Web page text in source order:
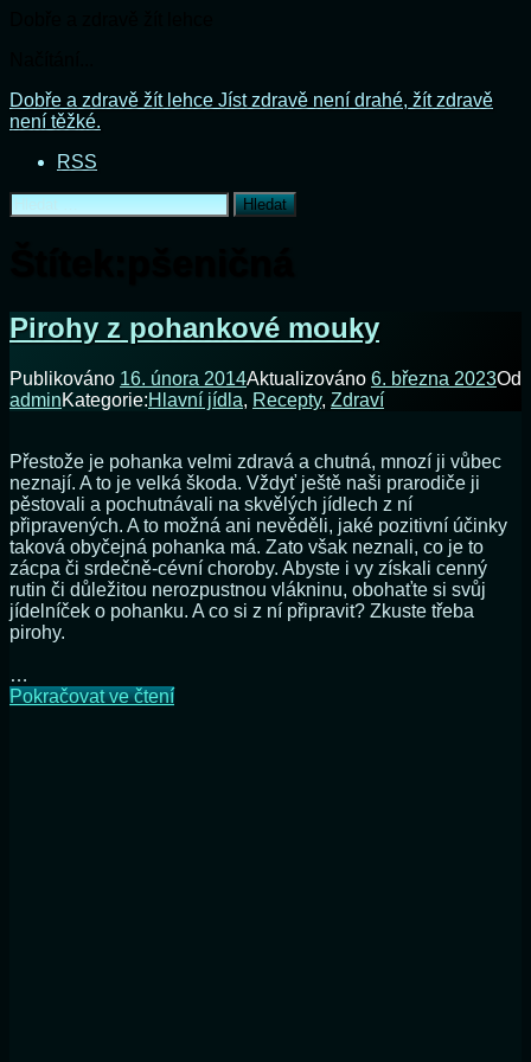
Přejít
k
webu
Dobře a zdravě žít lehce Jíst zdravě není drahé, žít zdravě
není těžké.
RSS
Vyhledávání
Pirohy z pohankové mouky
Publikováno 16. února 2014Aktualizováno 6. března 2023Od
adminKategorie:Hlavní jídla, Recepty, Zdraví
Přestože je pohanka velmi zdravá a chutná, mnozí ji vůbec
neznají. A to je velká škoda. Vždyť ještě naši prarodiče ji
pěstovali a pochutnávali na skvělých jídlech z ní
připravených. A to možná ani nevěděli, jaké pozitivní účinky
taková obyčejná pohanka má. Zato však neznali, co je to
zácpa či srdečně-cévní choroby. Abyste i vy získali cenný
rutin či důležitou nerozpustnou vlákninu, obohaťte si svůj
jídelníček o pohanku. A co si z ní připravit? Zkuste třeba
pirohy.
…
Pokračovat ve čteníPirohy